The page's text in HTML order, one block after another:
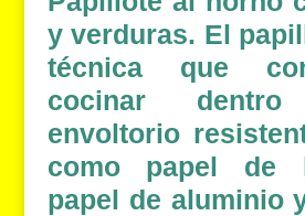
y verduras. El
técnica que
cocinar
envoltorio
como papel de
papel de aluminio